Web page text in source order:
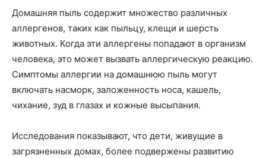
Домашняя пыль содержит множество различных
аллергенов, таких как пыльцу, клещи и шерсть
животных. Когда эти аллергены попадают в организм
человека, это может вызвать аллергическую реакцию.
Симптомы аллергии на домашнюю пыль могут
включать насморк, заложенность носа, кашель,
чихание, зуд в глазах и кожные высыпания.
Исследования показывают, что дети, живущие в
загрязненных домах, более подвержены развитию